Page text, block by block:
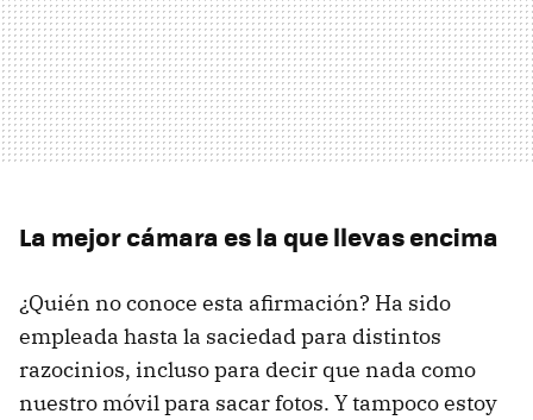
La mejor cámara es la que llevas encima
¿Quién no conoce esta afirmación? Ha sido
empleada hasta la saciedad para distintos
razocinios, incluso para decir que nada como
nuestro móvil para sacar fotos. Y tampoco estoy